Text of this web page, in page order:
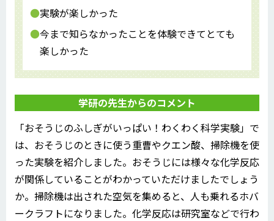
実験が楽しかった
今まで知らなかったことを体験できてとても
楽しかった
学研の先生からのコメント
「おそうじのふしぎがいっぱい！わくわく科学実験」で
は、おそうじのときに使う重曹やクエン酸、掃除機を使
った実験を紹介しました。おそうじには様々な化学反応
が関係していることがわかっていただけましたでしょう
か。掃除機は出された空気を集めると、人も乗れるホバ
ークラフトになりました。化学反応は研究室などで行わ